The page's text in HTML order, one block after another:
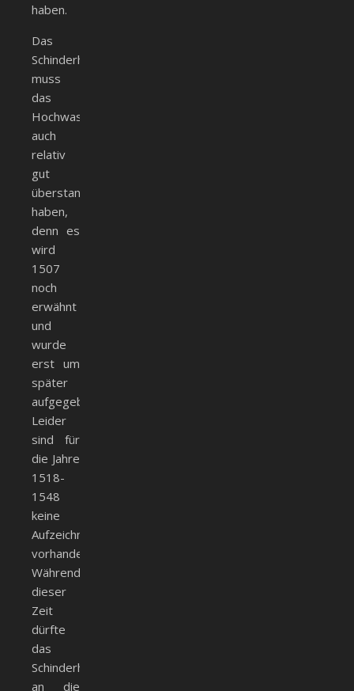
haben.
Das
Schinderhaus
muss
das
Hochwasser
auch
relativ
gut
überstanden
haben,
denn es
wird
1507
noch
erwähnt
und
wurde
erst um
später
aufgegeben.
Leider
sind für
die Jahre
1518-
1548
keine
Aufzeichnungen
vorhanden.
Während
dieser
Zeit
dürfte
das
Schinderhaus
an die